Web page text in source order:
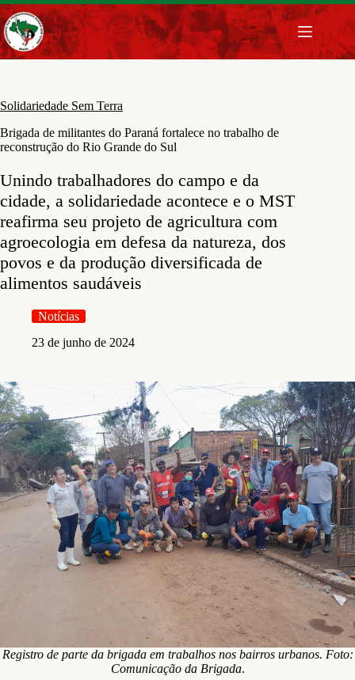
Pular
para
o
conteúdo
Solidariedade Sem Terra
Brigada de militantes do Paraná fortalece no trabalho de
reconstrução do Rio Grande do Sul
Unindo trabalhadores do campo e da
cidade, a solidariedade acontece e o MST
reafirma seu projeto de agricultura com
agroecologia em defesa da natureza, dos
povos e da produção diversificada de
alimentos saudáveis
Notícias
23 de junho de 2024
Registro de parte da brigada em trabalhos nos bairros urbanos. Foto:
Comunicação da Brigada.